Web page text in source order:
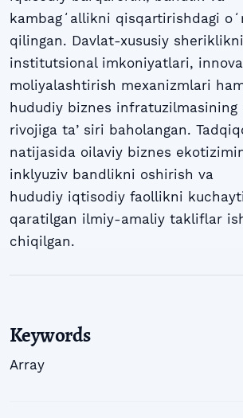
kambagʻallikni qisqartirishdagi
qilingan. Davlat-xususiy
institutsional imkoniyatlari,
moliyalashtirish mexanizmlari
hududiy biznes infratuzilmasining
rivojiga taʼsiri baholangan.
natijasida oilaviy biznes
inklyuziv bandlikni oshirish va
hududiy iqtisodiy faollikni
qaratilgan ilmiy-amaliy takliflar
chiqilgan.
Keywords
Array